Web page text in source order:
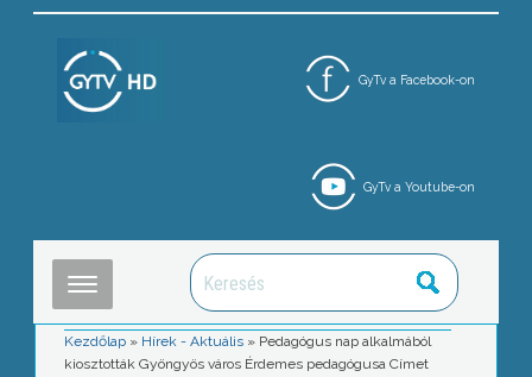
GyTv a Facebook-on
GyTv a Youtube-on
Kezdőlap » Hírek - Aktuális » Pedagógus nap alkalmából
kiosztották Gyöngyös város Érdemes pedagógusa Címet